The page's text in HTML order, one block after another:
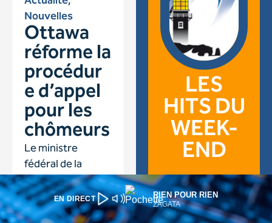
EN DIRECT RIEN POUR RIEN
ZAGATA